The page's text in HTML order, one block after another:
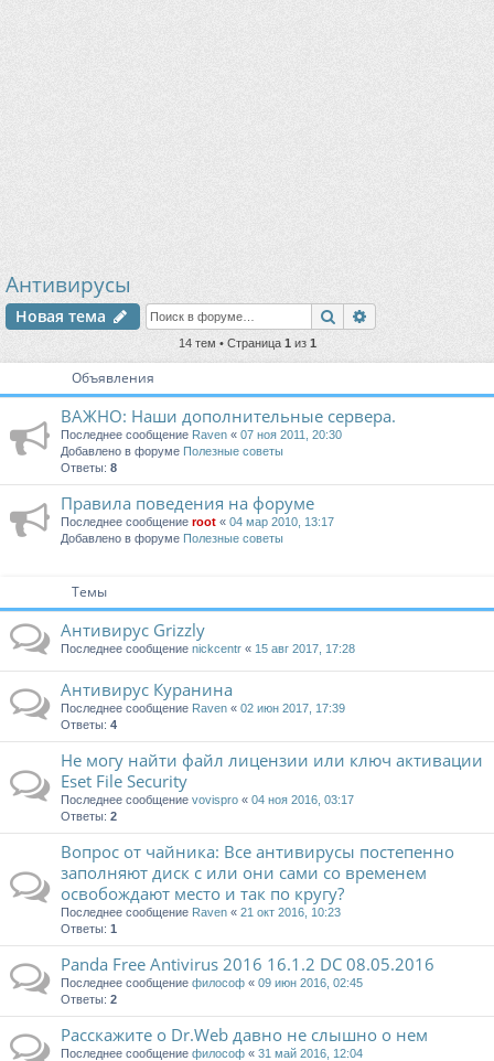
Антивирусы
Новая тема Поиск
14 тем • Страница 1из 1
Объявления
ВАЖНО: Наши дополнительные сервера.
Последнее сообщение Raven « 07 ноя 2011, 20:30
Добавлено в форуме Полезные советы
Ответы: 8
Правила поведения на форуме
Последнее сообщение root « 04 мар 2010, 13:17
Добавлено в форуме Полезные советы
Темы
Антивирус Grizzly
Последнее сообщение nickcentr « 15 авг 2017, 17:28
Антивирус Куранина
Последнее сообщение Raven « 02 июн 2017, 17:39
Ответы: 4
Не могу найти файл лицензии или ключ активации
Eset File Security
Последнее сообщение vovispro « 04 ноя 2016, 03:17
Ответы: 2
Вопрос от чайника: Все антивирусы постепенно
заполняют диск с или они сами со временем
освобождают место и так по кругу?
Последнее сообщение Raven « 21 окт 2016, 10:23
Ответы: 1
Panda Free Antivirus 2016 16.1.2 DC 08.05.2016
Последнее сообщение философ « 09 июн 2016, 02:45
Ответы: 2
Расскажите о Dr.Web давно не слышно о нем
Последнее сообщение философ « 31 май 2016, 12:04